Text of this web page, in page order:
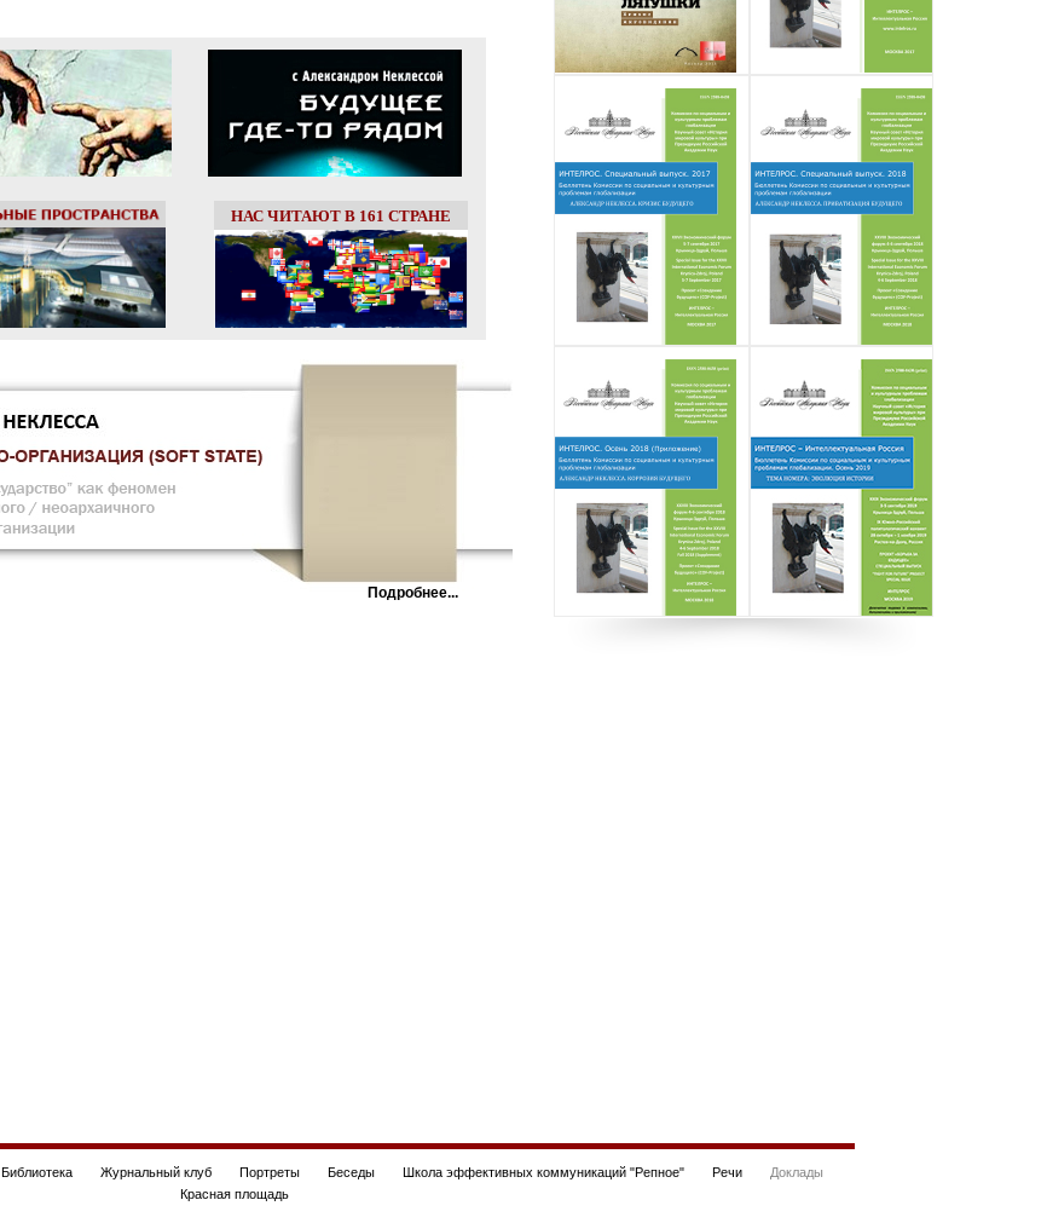
НАС ЧИТАЮТ В 161 СТРАНЕ
Подробнее...
Библиотека Журнальный клуб Портреты Беседы Школа эффективных коммуникаций "Репное" Речи
Доклады
Красная площадь